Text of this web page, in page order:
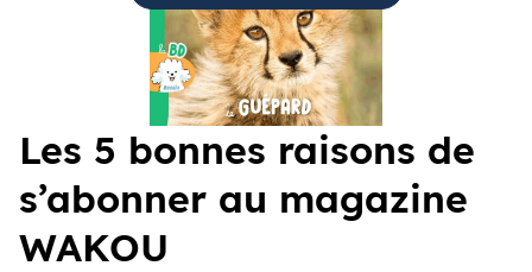
Les 5 bonnes raisons de
s’abonner au magazine
WAKOU